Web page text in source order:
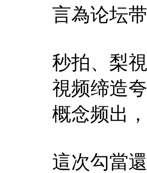
言為论坛
秒拍、梨
視频缔造
概念频出
這次勾當